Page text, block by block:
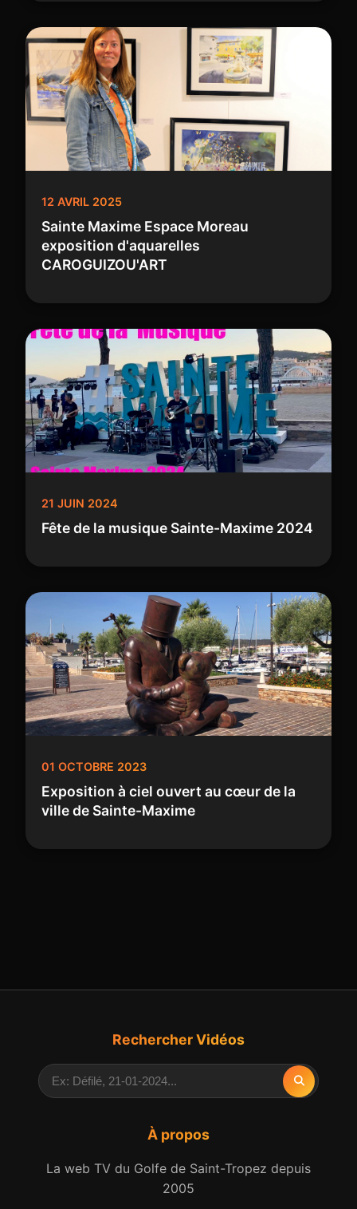
12 AVRIL 2025
Sainte Maxime Espace Moreau
exposition d'aquarelles
CAROGUIZOU'ART
21 JUIN 2024
Fête de la musique Sainte-Maxime 2024
01 OCTOBRE 2023
Exposition à ciel ouvert au cœur de la
ville de Sainte-Maxime
À propos
La web TV du Golfe de Saint-Tropez depuis
2005
Rechercher Vidéos